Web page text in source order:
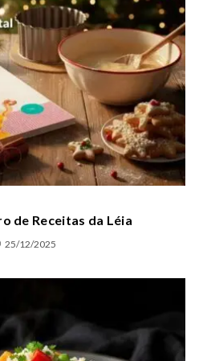
de Receitas da Léia
25/12/2025